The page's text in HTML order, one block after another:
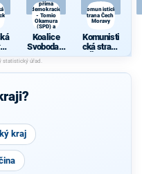
přímá
demokracie
- Tomio
Okamura
(SPD) a
Strana Práv
Občanů
Koalice
Svoboda a
přímá
demokraci
e - Tomio
Komunistická
strana Čech a
Moravy
Komunisti
cká strana
Čech a
kraj